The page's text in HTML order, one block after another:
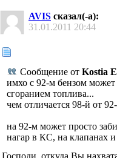
AVIS сказал(-а):
31.01.2011 20:44
Сообщение от Kostia
имхо с 92-м бензом
сгоранием топлива...
чем отличается 98-й от
на 92-м может просто
нагар в КС, на клапанах